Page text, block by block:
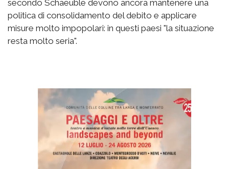
secondo Schaeuble devono ancora mantenere una
politica di consolidamento del debito e applicare
misure molto impopolari: in questi paesi "la situazione
resta molto seria".